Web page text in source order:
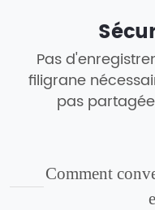
Pas
filigrane
pas
Comment